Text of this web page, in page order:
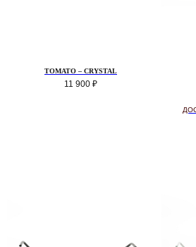
TOMATO – СRYSTAL
11 900 ₽